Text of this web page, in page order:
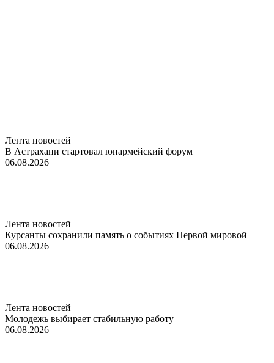
Лента новостей
В Астрахани стартовал юнармейский форум
06.08.2026
Лента новостей
Курсанты сохранили память о событиях Первой мировой
06.08.2026
Лента новостей
Молодежь выбирает стабильную работу
06.08.2026